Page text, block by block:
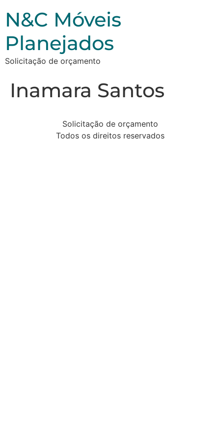
N&C Móveis
Planejados
Solicitação de orçamento
Inamara Santos
Solicitação de orçamento
Todos os direitos reservados